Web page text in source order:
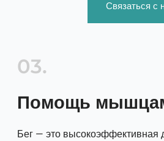
Связаться с
03.
Помощь
Бег — это высокоэффективная